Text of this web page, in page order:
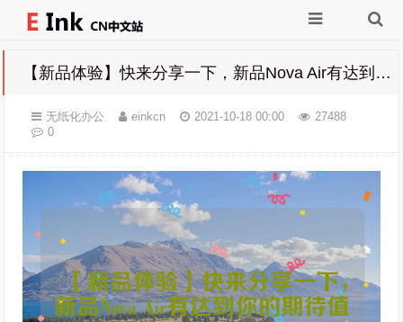
【新品体验】快来分享一下，新品Nova Air有达到你的期待值吗？
无纸化办公 einkcn 2021-10-18 00:00
27488
0